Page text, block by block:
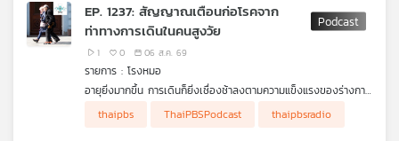
สต์
EP. 1237: สัญญาณเตือนก่อโรคจาก
ท่าทางการเดินในคนสูงวัย
1 0 06 ส.ค. 69
รายการ : โรงหมอ
อายุยิ่งมากขึ้น การเดินก็ยิ่งเชื่องช้าลงตามความแข็งแรงของร่างกาย
แรง แต่ก็ไม่อาจปฏิเสธความเจ็บป่วยที่อาจเกิดขึ้นได้ ท่าทางและการ
thaipbs ThaiPBSPodcast thaipbsradio